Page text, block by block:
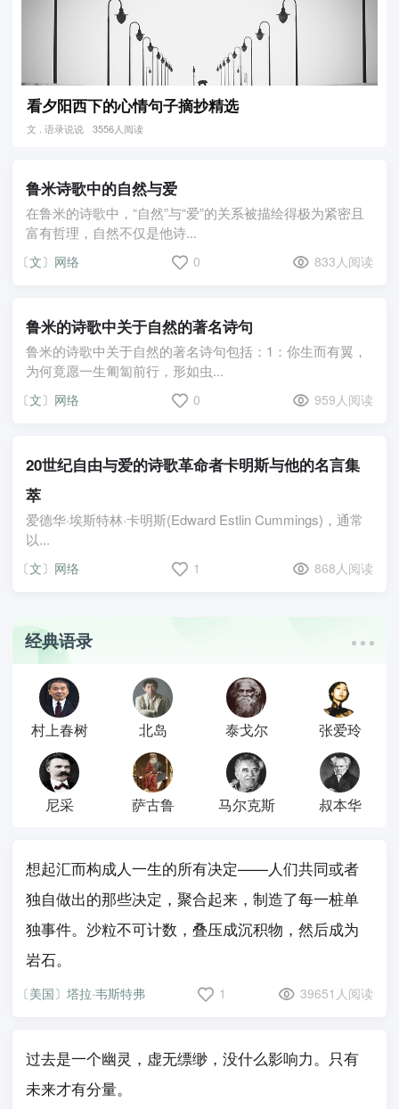
看夕阳西下的心情句子摘抄精选
文 . 语录说说 3556人阅读
鲁米诗歌中的自然与爱
在鲁米的诗歌中，“自然”与“爱”的关系被描绘得极为紧密且
富有哲理，自然不仅是他诗...
〔文〕网络 0 833人阅读
鲁米的诗歌中关于自然的著名诗句
鲁米的诗歌中关于自然的著名诗句包括：1：你生而有翼，
为何竟愿一生匍匐前行，形如虫...
〔文〕网络 0 959人阅读
20世纪自由与爱的诗歌革命者卡明斯与他的名言集
萃
爱德华·埃斯特林·卡明斯(Edward Estlin Cummings)，通常
以...
〔文〕网络 1 868人阅读
经典语录
村上春树 北岛 泰戈尔 张爱玲
尼采 萨古鲁 马尔克斯 叔本华
想起汇而构成人一生的所有决定——人们共同或者
独自做出的那些决定，聚合起来，制造了每一桩单
独事件。沙粒不可计数，叠压成沉积物，然后成为
岩石。
〔美国〕塔拉·韦斯特弗 1 39651人阅读
过去是一个幽灵，虚无缥缈，没什么影响力。只有
未来才有分量。